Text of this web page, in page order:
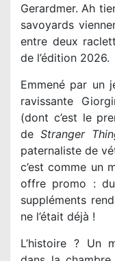
Gerardmer. Ah
savoyards
entre deux
de l’édition 2026.
Emmené par un
ravissante
(dont c’est le
de Stranger
paternaliste de
c’est comme un
offre promo :
suppléments
ne l’était déjà !
L’histoire ? Un